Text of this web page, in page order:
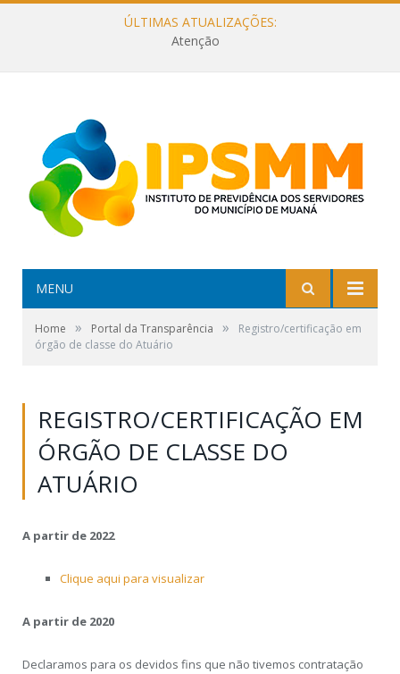
ÚLTIMAS ATUALIZAÇÕES:
Atenção
MENU
Home » Portal da Transparência »
Registro/certificação em
órgão de classe do Atuário
REGISTRO/CERTIFICAÇÃO EM
ÓRGÃO DE CLASSE DO
ATUÁRIO
A partir de 2022
Clique aqui para visualizar
A partir de 2020
Declaramos para os devidos fins que não tivemos contratação